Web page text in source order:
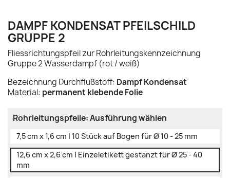
DAMPF KONDENSAT PFEILSCHILD
GRUPPE 2
Fliessrichtungspfeil zur Rohrleitungskennzeichnung
Gruppe 2 Wasserdampf (rot / weiß)
Bezeichnung Durchflußstoff: Dampf Kondensat
Material: permanent klebende Folie
Rohrleitungspfeile: Ausführung wählen
7,5 cm x 1,6 cm | 10 Stück auf Bogen für Ø 10 - 25 mm
12,6 cm x 2,6 cm | Einzeletikett gestanzt für Ø 25 - 40
mm